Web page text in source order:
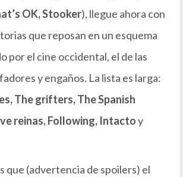
OK, Stooker), llegue ahora con
que reposan en un esquema
por el cine occidental, el de las
y engaños. La lista es larga:
The grifters, The Spanish
reinas, Following, Intactoy
que (advertencia de spoilers) el